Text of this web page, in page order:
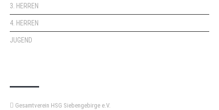
3. HERREN
4. HERREN
JUGEND
Gesamtverein HSG Siebengebirge e.V.